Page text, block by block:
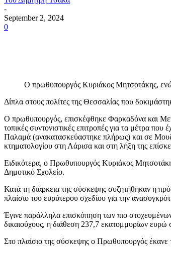
-
September 2, 2024
0
Ο πρωθυπουργός Κυριάκος Μητσοτάκης,
Δίπλα στους πολίτες της Θεσσαλίας που
Ο πρωθυπουργός, επισκέφθηκε Φαρκαδόνα και
τοπικές συντονιστικές επιτροπές για τα μέτρα
Παλαμά (ανακατασκεύαστηκε πλήρως) και σε
κτηματολογίου στη Λάρισα και στη λήξη της
Ειδικότερα, o Πρωθυπουργός Κυριάκος
Δημοτικό Σχολείο.
Κατά τη διάρκεια της σύσκεψης συζητήθηκαν η
πλαίσιο του ευρύτερου σχεδίου για την
Έγινε παράλληλα επισκόπηση των πιο
δικαιούχους, η διάθεση 237,7 εκατομμυρίων ευρώ
Στο πλαίσιο της σύσκεψης ο Πρωθυπουργός